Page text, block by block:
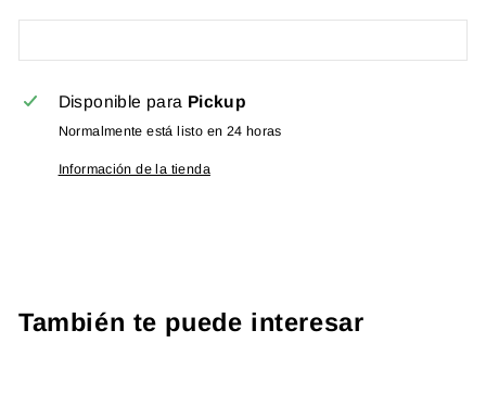
Disponible para Pickup
Normalmente está listo en 24 horas
Información de la tienda
También te puede interesar